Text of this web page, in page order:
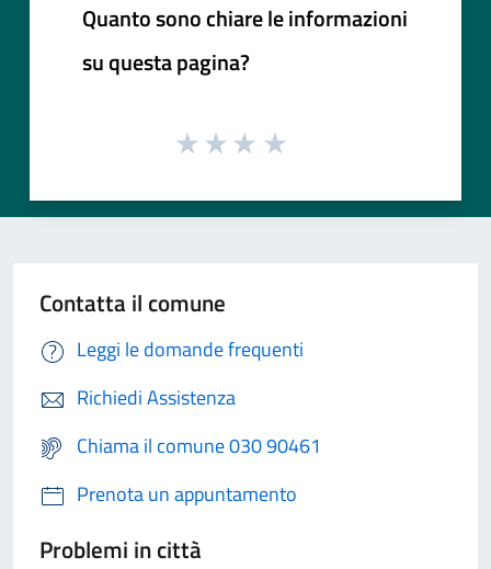
Quanto sono chiare le informazioni
su questa pagina?
Contatta il comune
Leggi le domande frequenti
Richiedi Assistenza
Chiama il comune 030 90461
Prenota un appuntamento
Problemi in città